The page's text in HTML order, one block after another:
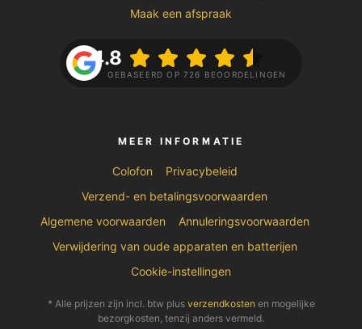
Maak een afspraak
4.8
GEBASEERD OP 726 BEOORDELINGEN
MEER INFORMATIE
Colofon
Privacybeleid
Verzend- en betalingsvoorwaarden
Algemene voorwaarden
Annuleringsvoorwaarden
Verwijdering van oude apparaten en batterijen
Cookie-instellingen
* Alle prijzen zijn incl. btw plus verzendkosten en mogelijke
bezorgkosten, tenzij anders vermeld.